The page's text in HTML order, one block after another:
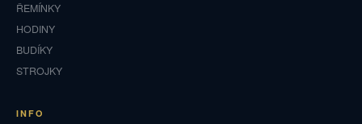
ŘEMÍNKY
HODINY
BUDÍKY
STROJKY
INFO